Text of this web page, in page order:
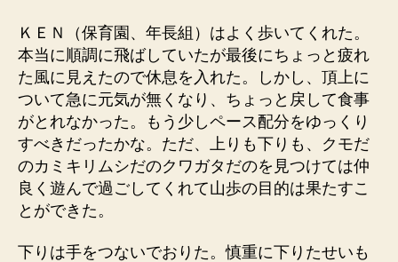
ＫＥＮ（保育園、年長組）はよく歩いてくれた。
本当に順調に飛ばしていたが最後にちょっと疲れ
た風に見えたので休息を入れた。しかし、頂上に
ついて急に元気が無くなり、ちょっと戻して食事
がとれなかった。もう少しペース配分をゆっくり
すべきだったかな。ただ、上りも下りも、クモだ
のカミキリムシだのクワガタだのを見つけては仲
良く遊んで過ごしてくれて山歩の目的は果たすこ
とができた。
下りは手をつないでおりた。慎重に下りたせいも